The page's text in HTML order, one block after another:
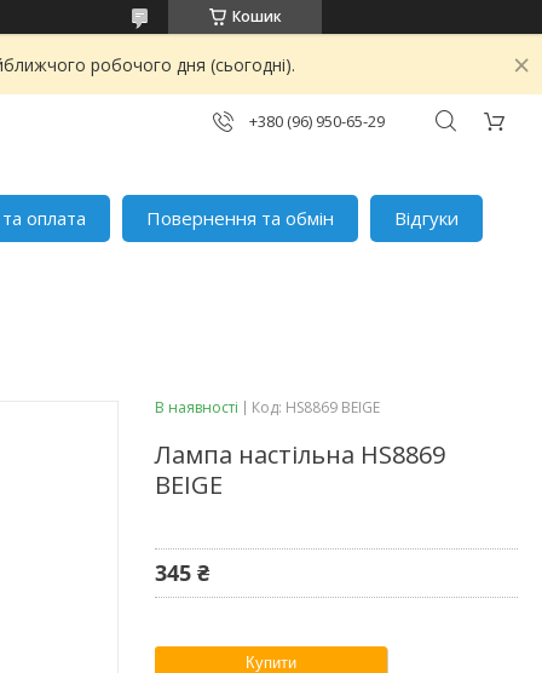
Кошик
робочого дня (сьогодні).
+380 (96) 950-65-29
оплата Повернення та обмін
Відгуки
В наявності Код: HS8869 BEIGE
Лампа настільна HS8869
BEIGE
345 ₴
Купити